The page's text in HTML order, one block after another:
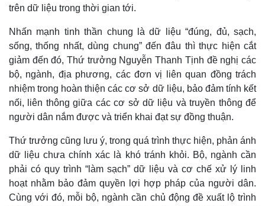
Cuộc sống đó đây
Infographic
trên dữ liệu trong thời gian tới.
Nhấn mạnh tinh thần chung là dữ liệu “đúng, đủ, sạch,
sống, thống nhất, dùng chung” đến đâu thì thực hiện cắt
giảm đến đó, Thứ trưởng Nguyễn Thanh Tịnh đề nghị các
bộ, ngành, địa phương, các đơn vị liên quan đồng trách
nhiệm trong hoàn thiện các cơ sở dữ liệu, bảo đảm tính kết
nối, liên thông giữa các cơ sở dữ liệu và truyền thông để
người dân nắm được và triển khai đạt sự đồng thuận.
Thứ trưởng cũng lưu ý, trong quá trình thực hiện, phản ánh
dữ liệu chưa chính xác là khó tránh khỏi. Bộ, ngành cần
phải có quy trình “làm sạch” dữ liệu và cơ chế xử lý linh
hoạt nhằm bảo đảm quyền lợi hợp pháp của người dân.
Cùng với đó, mỗi bộ, ngành cần chủ động đề xuất lộ trình